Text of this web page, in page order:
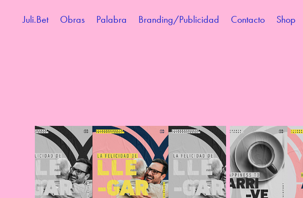
Juli.Bet Obras Palabra Branding/Publicidad Contacto Shop